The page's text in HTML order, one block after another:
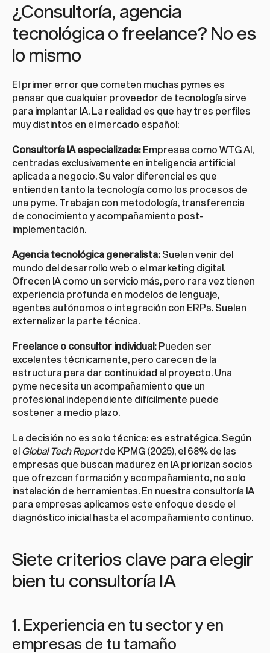
¿Consultoría, agencia
tecnológica o freelance? No es
lo mismo
El primer error que cometen muchas pymes es
pensar que cualquier proveedor de tecnología sirve
para implantar IA. La realidad es que hay tres perfiles
muy distintos en el mercado español:
Consultoría IA especializada: Empresas como WTG AI,
centradas exclusivamente en inteligencia artificial
aplicada a negocio. Su valor diferencial es que
entienden tanto la tecnología como los procesos de
una pyme. Trabajan con metodología, transferencia
de conocimiento y acompañamiento post-
implementación.
Agencia tecnológica generalista: Suelen venir del
mundo del desarrollo web o el marketing digital.
Ofrecen IA como un servicio más, pero rara vez tienen
experiencia profunda en modelos de lenguaje,
agentes autónomos o integración con ERPs. Suelen
externalizar la parte técnica.
Freelance o consultor individual: Pueden ser
excelentes técnicamente, pero carecen de la
estructura para dar continuidad al proyecto. Una
pyme necesita un acompañamiento que un
profesional independiente difícilmente puede
sostener a medio plazo.
La decisión no es solo técnica: es estratégica. Según
el Global Tech Report de KPMG (2025), el 68% de las
empresas que buscan madurez en IA priorizan socios
que ofrezcan formación y acompañamiento, no solo
instalación de herramientas. En nuestra consultoría IA
para empresas aplicamos este enfoque desde el
diagnóstico inicial hasta el acompañamiento continuo.
Siete criterios clave para elegir
bien tu consultoría IA
1. Experiencia en tu sector y en
empresas de tu tamaño